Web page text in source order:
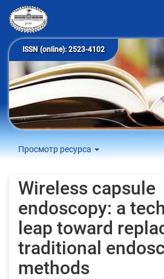
ISSN (online): 2523-4102
Просмотр ресурса
Wireless capsule
endoscopy: a
leap toward
traditional
methods